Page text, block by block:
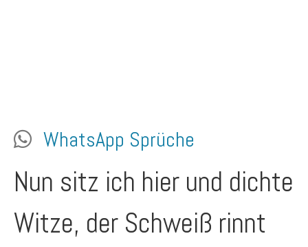
WhatsApp Sprüche
Nun sitz ich hier und dichte
Witze, der Schweiß rinnt